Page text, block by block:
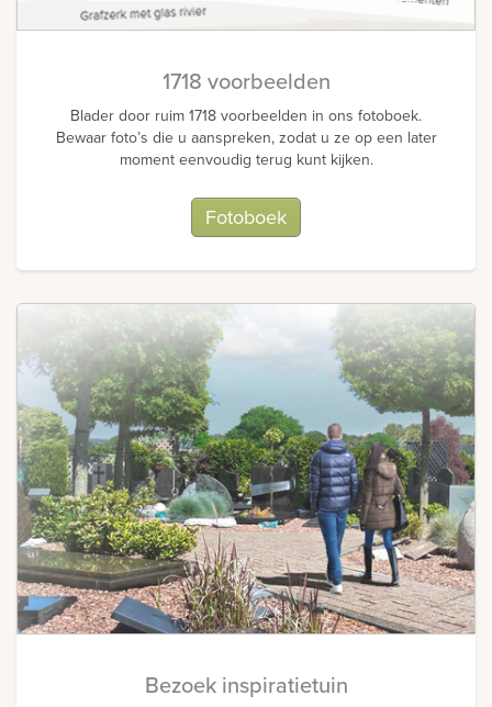
1718 voorbeelden
Blader door ruim 1718 voorbeelden in ons fotoboek.
Bewaar foto’s die u aanspreken, zodat u ze op een later
moment eenvoudig terug kunt kijken.
Fotoboek
Bezoek inspiratietuin